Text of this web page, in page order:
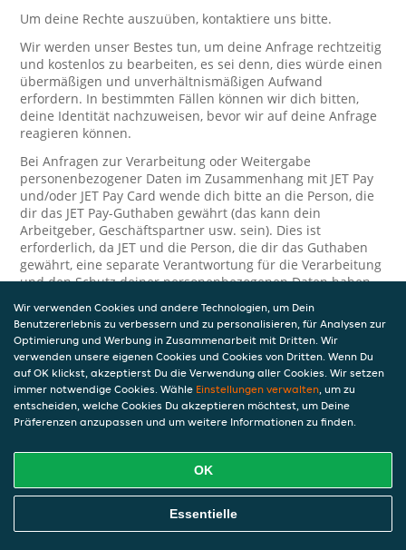
Um deine Rechte auszuüben, kontaktiere uns bitte.
Wir werden unser Bestes tun, um deine Anfrage rechtzeitig
und kostenlos zu bearbeiten, es sei denn, dies würde einen
übermäßigen und unverhältnismäßigen Aufwand
erfordern. In bestimmten Fällen können wir dich bitten,
deine Identität nachzuweisen, bevor wir auf deine Anfrage
reagieren können.
Bei Anfragen zur Verarbeitung oder Weitergabe
personenbezogener Daten im Zusammenhang mit JET Pay
und/oder JET Pay Card wende dich bitte an die Person, die
dir das JET Pay-Guthaben gewährt (das kann dein
Arbeitgeber, Geschäftspartner usw. sein). Dies ist
erforderlich, da JET und die Person, die dir das Guthaben
gewährt, eine separate Verantwortung für die Verarbeitung
und den Schutz deiner personenbezogenen Daten haben.
Solltest du weitere Fragen oder Beschwerden in Bezug auf
die Verarbeitung deiner personenbezogenen Daten haben,
kontaktieren wir dich gerne. Wir würden uns auch über
Tipps oder Vorschläge zur Verbesserung unserer Erklärung
freuen.
Sicherheit
JET nimmt den Schutz personenbezogener Daten sehr ernst
und daher ergreifen wir angemessene Maßnahmen, um
deine personenbezogenen Daten vor Missbrauch, Verlust,
unbefugter Änderung zu schützen. Wenn du der Meinung
bist, dass deine personenbezogenen Daten nicht
Wir verwenden Cookies und andere Technologien, um Dein
Benutzererlebnis zu verbessern und zu personalisieren, für Analysen zur
Optimierung und Werbung in Zusammenarbeit mit Dritten. Wir
verwenden unsere eigenen Cookies und Cookies von Dritten. Wenn Du
auf OK klickst, akzeptierst Du die Verwendung aller Cookies. Wir setzen
immer notwendige Cookies. Wähle Einstellungen verwalten, um zu
entscheiden, welche Cookies Du akzeptieren möchtest, um Deine
Präferenzen anzupassen und um weitere Informationen zu finden.
OK
Essentielle